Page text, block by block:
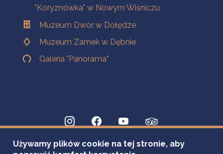
"Koryznówka" w Nowym Wiśniczu
Muzeum Dwór w Dołędze
Muzeum Zamek w Dębnie
Galeria "Panorama"
Używamy plików cookie na tej stronie, aby